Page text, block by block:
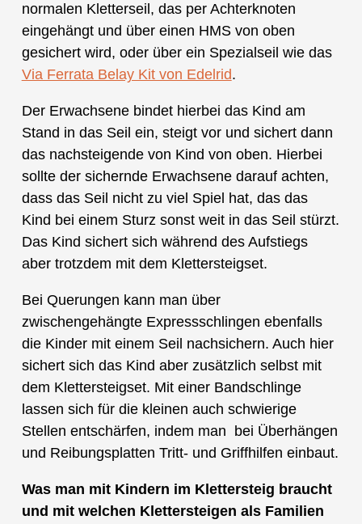
normalen Kletterseil, das per Achterknoten
eingehängt und über einen HMS von oben
gesichert wird, oder über ein Spezialseil wie das
Via Ferrata Belay Kit von Edelrid.
Der Erwachsene bindet hierbei das Kind am
Stand in das Seil ein, steigt vor und sichert dann
das nachsteigende von Kind von oben. Hierbei
sollte der sichernde Erwachsene darauf achten,
dass das Seil nicht zu viel Spiel hat, das das
Kind bei einem Sturz sonst weit in das Seil stürzt.
Das Kind sichert sich während des Aufstiegs
aber trotzdem mit dem Klettersteigset.
Bei Querungen kann man über
zwischengehängte Expressschlingen ebenfalls
die Kinder mit einem Seil nachsichern. Auch hier
sichert sich das Kind aber zusätzlich selbst mit
dem Klettersteigset. Mit einer Bandschlinge
lassen sich für die kleinen auch schwierige
Stellen entschärfen, indem man bei Überhängen
und Reibungsplatten Tritt- und Griffhilfen einbaut.
Was man mit Kindern im Klettersteig braucht
und mit welchen Klettersteigen als Familien